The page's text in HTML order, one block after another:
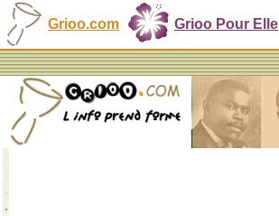
Grioo.com Grioo Pour Elle